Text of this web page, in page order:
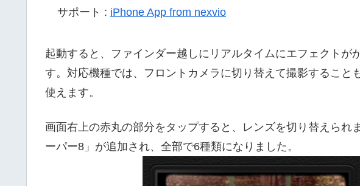
サポート : iPhone App from nexvio
起動すると、ファインダー越しにリアルタイムにエフェクトが
す。対応機種では、フロントカメラに切り替えて撮影すること
使えます。
画面右上の赤丸の部分をタップすると、レンズを切り替えられ
ーパー8」が追加され、全部で6種類になりました。